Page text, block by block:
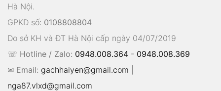
Hà Nội.
GPKD số: 0108808804
Do sở KH và ĐT Hà Nội cấp ngày 04/07/2019
☏ Hotline / Zalo: 0948.008.364 - 0948.008.369
✉ Email: gachhaiyen@gmail.com
nga87.vlxd@gmail.com